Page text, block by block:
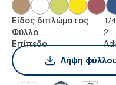
Είδος διπλώματος 1/4
Φύλλο 2
Επίπεδο
Λήψη